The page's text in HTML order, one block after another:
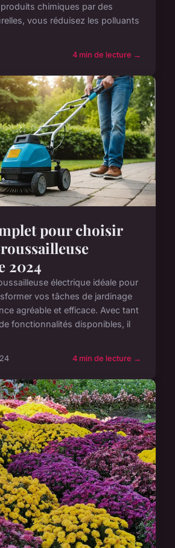
chimiques par des
vous réduisez les polluants
4 min de lecture →
pour choisir
2024
électrique idéale pour
vos tâches de jardinage
agréable et efficace. Avec tant
fonctionnalités disponibles, il
4 min de lecture →